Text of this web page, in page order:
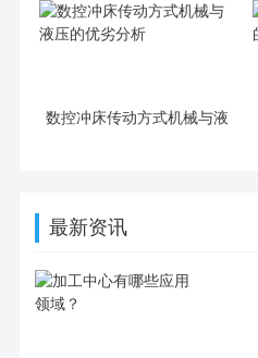
的?
数控冲床传动方式机械与液
最新资讯